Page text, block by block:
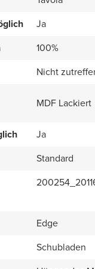
Ja
100%
Nicht
MDF Lackiert
Ja
Standard
Edge
Schubladen